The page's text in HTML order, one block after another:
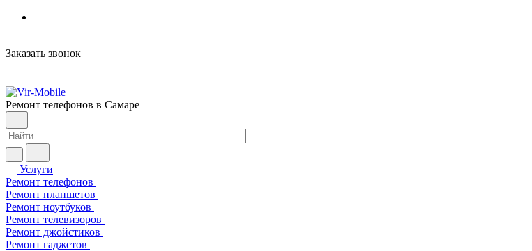
Заказать звонок
Ремонт телефонов в Самаре
Услуги
Ремонт телефонов
Ремонт планшетов
Ремонт ноутбуков
Ремонт телевизоров
Ремонт джойстиков
Ремонт гаджетов